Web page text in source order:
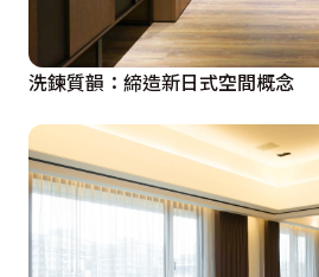
洗鍊質韻：締造新日式空間概念